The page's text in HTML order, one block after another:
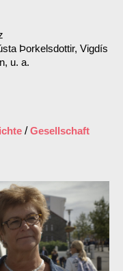
Þorkelsdottir, Vigdís
u. a.
/Gesellschaft